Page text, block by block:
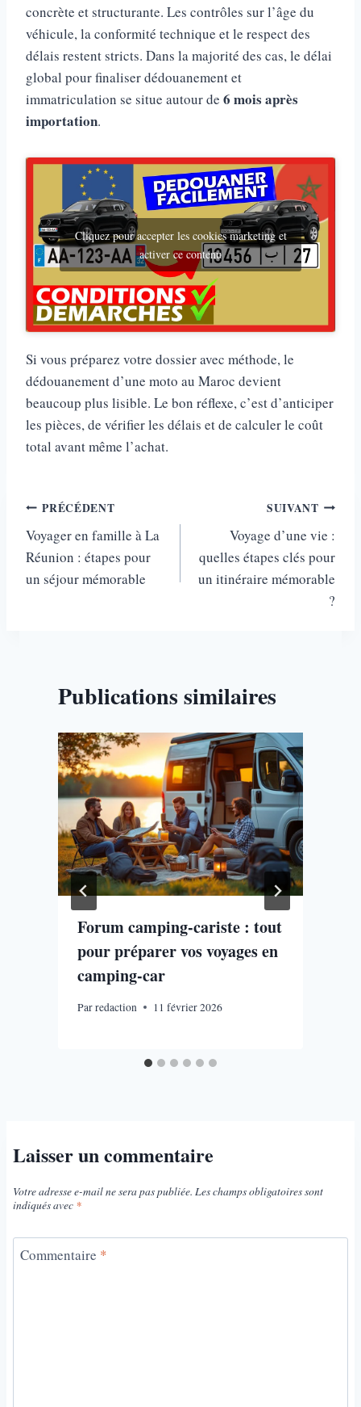
concrète et structurante. Les contrôles sur l’âge du
véhicule, la conformité technique et le respect des
délais restent stricts. Dans la majorité des cas, le délai
global pour finaliser dédouanement et
immatriculation se situe autour de 6 mois après
importation.
Cliquez pour accepter les cookies marketing et
activer ce contenu
Si vous préparez votre dossier avec méthode, le
dédouanement d’une moto au Maroc devient
beaucoup plus lisible. Le bon réflexe, c’est d’anticiper
les pièces, de vérifier les délais et de calculer le coût
total avant même l’achat.
Navigation
de
l’article
PRÉCÉDENT
Voyager en famille à La
Réunion : étapes pour
un séjour mémorable
SUIVANT
Voyage d’une vie :
quelles étapes clés pour
un itinéraire mémorable
?
Publications similaires
Forum camping-cariste : tout
pour préparer vos voyages en
camping-car
Parredaction 11 février 2026
Laisser un commentaire
Votre adresse e-mail ne sera pas publiée. Les champs obligatoires sont
indiqués avec *
Commentaire *